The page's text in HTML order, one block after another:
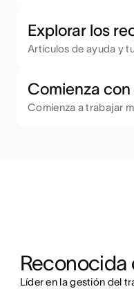
Explorar los
Artículos de ayuda y
Comienza
Comienza a trabajar
Reconocida
Líder en la gestión del